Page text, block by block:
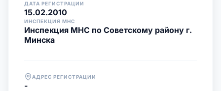
ДАТА РЕГИСТРАЦИИ
15.02.2010
ИНСПЕКЦИЯ МНС
Инспекция МНС по Советскому району г.
Минска
АДРЕС РЕГИСТРАЦИИ
-